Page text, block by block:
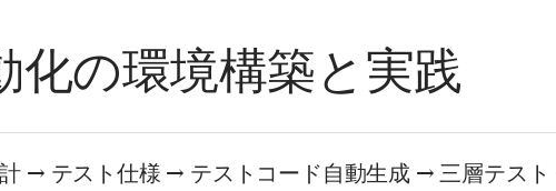
化の環境構築と実践
→ テスト仕様 → テストコード自動生成 → 三層テス